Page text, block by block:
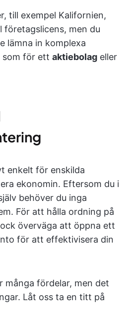
till exempel Kalifornien,
företagslicens, men du
lämna in komplexa
som för ett aktiebolag eller
enkelt för enskilda
ekonomin. Eftersom du i
behöver du inga
För att hålla ordning på
överväga att öppna ett
för att effektivisera din
många fördelar, men det
Låt oss ta en titt på